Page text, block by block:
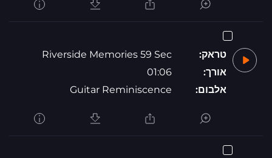
טראק:
Riverside Memories 59 Sec
אורך:
01:06
אלבום:
Guitar Reminiscence